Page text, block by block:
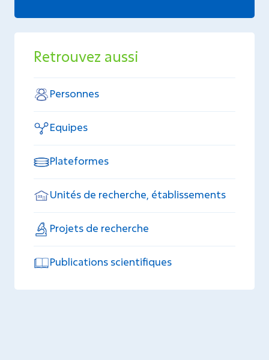
Retrouvez aussi
Personnes
Equipes
Plateformes
Unités de recherche, établissements
Projets de recherche
Publications scientifiques